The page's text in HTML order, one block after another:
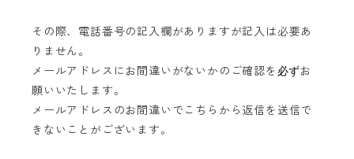
その際、電話番号の記入欄がありますが記入は必要あ
りません。
メールアドレスにお間違いがないかのご確認を 必ずお
願いいたします。
メールアドレスのお間違いでこちらから返信を送信で
きないことがございます。